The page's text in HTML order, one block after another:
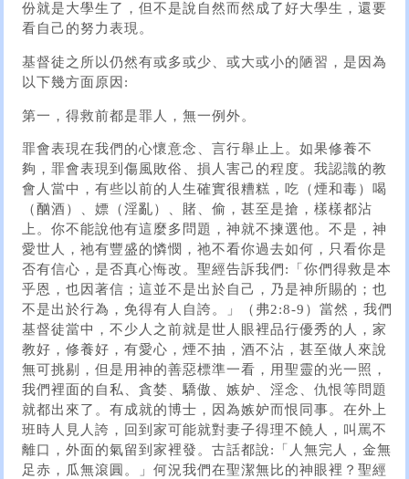
份就是大學生了，但不是說自然而然成了好大學生，還要
看自己的努力表現。
基督徒之所以仍然有或多或少、或大或小的陋習，是因為
以下幾方面原因:
第一，得救前都是罪人，無一例外。
罪會表現在我們的心懷意念、言行舉止上。如果修養不
夠，罪會表現到傷風敗俗、損人害己的程度。我認識的教
會人當中，有些以前的人生確實很糟糕，吃（煙和毒）喝
（酗酒）、嫖（淫亂）、賭、偷，甚至是搶，樣樣都沾
上。你不能說他有這麼多問題，神就不揀選他。不是，神
愛世人，祂有豐盛的憐憫，祂不看你過去如何，只看你是
否有信心，是否真心悔改。聖經告訴我們:「你們得救是本
乎恩，也因著信；這並不是出於自己，乃是神所賜的；也
不是出於行為，免得有人自誇。」（弗2:8-9）當然，我們
基督徒當中，不少人之前就是世人眼裡品行優秀的人，家
教好，修養好，有愛心，煙不抽，酒不沾，甚至做人來說
無可挑剔，但是用神的善惡標準一看，用聖靈的光一照，
我們裡面的自私、貪婪、驕傲、嫉妒、淫念、仇恨等問題
就都出來了。有成就的博士，因為嫉妒而恨同事。在外上
班時人見人誇，回到家可能就對妻子得理不饒人，叫罵不
離口，外面的氣留到家裡發。古話都說:「人無完人，金無
足赤，瓜無滾圓。」何況我們在聖潔無比的神眼裡？聖經